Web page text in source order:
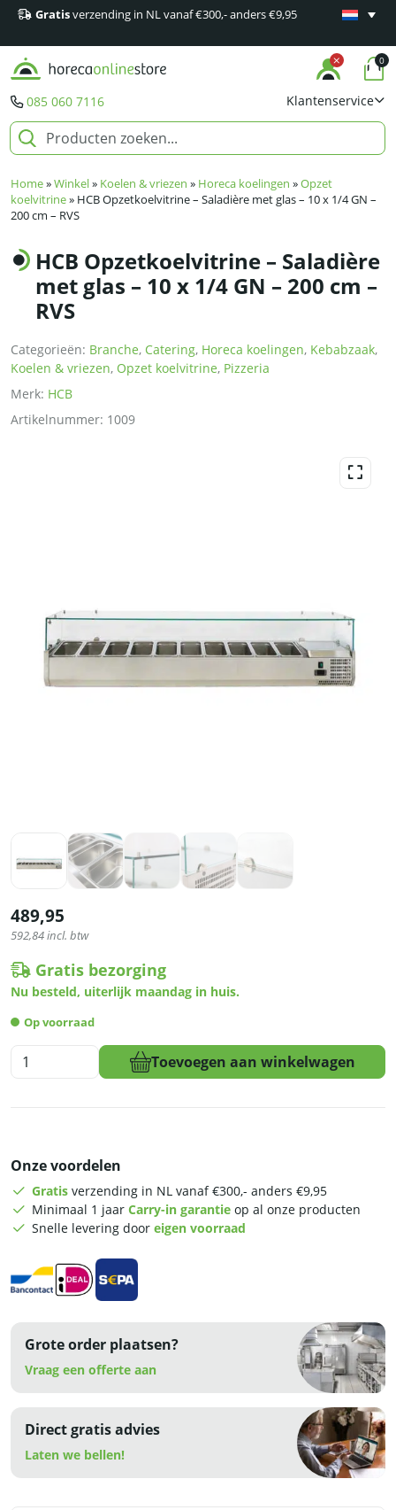
Gratisverzending in NL vanaf €300,- anders €9,95
Minimaal
085 060 7116 Klantenservice
0
Home»Winkel» Koelen & vriezen » Horeca koelingen »Opzet
koelvitrine» HCB Opzetkoelvitrine – Saladière met glas – 10 x 1/4 GN –
200 cm – RVS
HCB Opzetkoelvitrine – Saladière
met glas – 10 x 1/4 GN – 200 cm –
RVS
Categorieën: Branche, Catering, Horeca koelingen, Kebabzaak,
Koelen & vriezen, Opzet koelvitrine, Pizzeria
Merk: HCB
Artikelnummer: 1009
489,95
592,84incl. btw
Gratis bezorging
Nu besteld, uiterlijk maandag in huis.
Op voorraad
HCB
Opzetkoelvitrine
-
10
1/4
200
cm
aantal
Toevoegen aan winkelwagen
Onze voordelen
Gratis verzending in NL vanaf €300,- anders €9,95
Minimaal 1 jaar Carry-in garantie op al onze producten
Snelle levering door eigen voorraad
Grote order plaatsen?
Vraag een offerte aan
Direct gratis advies
Laten we bellen!